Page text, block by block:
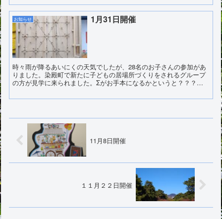
お知らせ 1月31日開催
時々雨が降るあいにくの天気でしたが、28名のお子さんの参加があ
りました。染殿町で新たに子どもの居場所づくりをされるグループ
の方が見学に来られました。Σがお手本になるかというと？？？で
11月8日開催
１１月２２日開催